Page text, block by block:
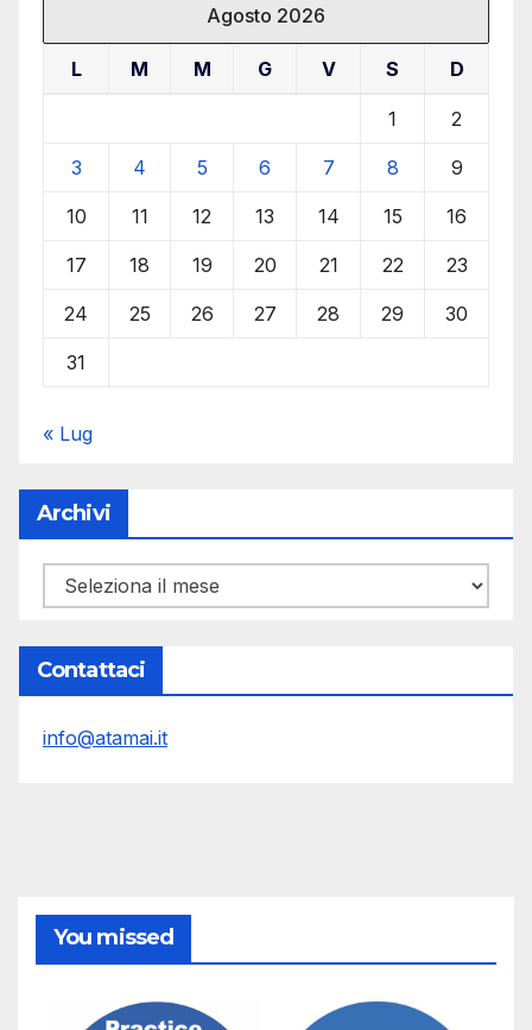
Agosto 2026
L M M G V S D
1 2
3 4 5 6 7 8 9
10 11 12 13 14 15 16
17 18 19 20 21 22 23
24 25 26 27 28 29 30
31
« Lug
Archivi
Archivi
Contattaci
info@atamai.it
You missed